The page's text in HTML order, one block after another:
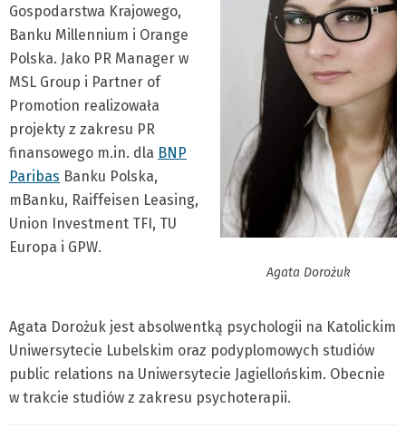
Agata Dorożuk
Gospodarstwa Krajowego,
Banku Millennium i Orange
Polska. Jako PR Manager w
MSL Group i Partner of
Promotion realizowała
projekty z zakresu PR
finansowego m.in. dla BNP
Paribas Banku Polska,
mBanku, Raiffeisen Leasing,
Union Investment TFI, TU
Europa i GPW.
Agata Dorożuk jest absolwentką psychologii na Katolickim
Uniwersytecie Lubelskim oraz podyplomowych studiów
public relations na Uniwersytecie Jagiellońskim. Obecnie
w trakcie studiów z zakresu psychoterapii.